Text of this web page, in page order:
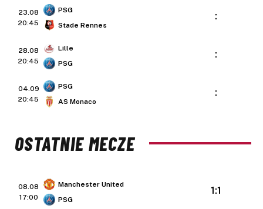
23.08
20:45
PSG
Stade Rennes
:
28.08
20:45
Lille
PSG
:
04.09
20:45
PSG
AS Monaco
:
OSTATNIE MECZE
08.08
17:00
Manchester United
PSG
1:1